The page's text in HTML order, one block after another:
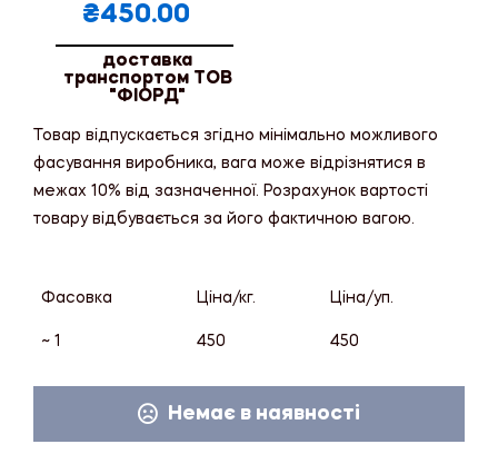
₴450.00
доставка
транспортом ТОВ
"ФІОРД"
Товар відпускається згідно мінімально можливого
фасування виробника, вага може відрізнятися в
межах 10% від зазначенної. Розрахунок вартості
товару відбувається за його фактичною вагою.
Фасовка Ціна/кг. Ціна/уп.
~ 1 450 450
Немає в наявності